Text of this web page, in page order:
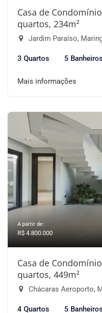
Casa de
quartos, 234m²
Jardim Paraíso,
3 Quartos 5 Banheiros
Mais informações
A partir de:
R$ 4.800.000
Casa de
quartos, 449m²
Chácaras Aeroporto,
4 Quartos 5 Banheiros